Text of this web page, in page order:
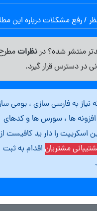
/ رفع مشکلات درباره این
منتشر شده؟ درنظرات
در دسترس قرار گیرد.
نیاز به فارسی سازی ، بومی
ها ، سورس ها و کدهای
اسکریپت را دار ید کافیست از
مشتریان اقدام به ثبت